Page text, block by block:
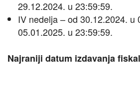
29.12.2024. u 23:59:59.
IV nedelja – od 30.12.2024. u
05.01.2025. u 23:59:59.
Najraniji datum izdavanja